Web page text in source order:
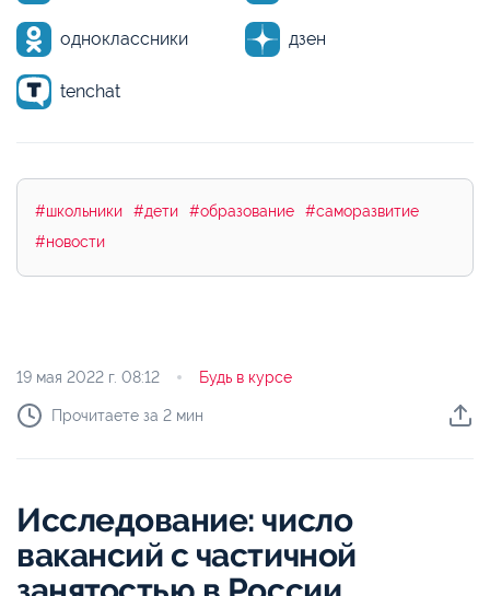
одноклассники дзен
tenchat
#школьники #дети #образование
#саморазвитие
#новости
19 мая 2022 г. 08:12 Будь в курсе
Прочитаете за 2 мин
Исследование: число
вакансий с частичной